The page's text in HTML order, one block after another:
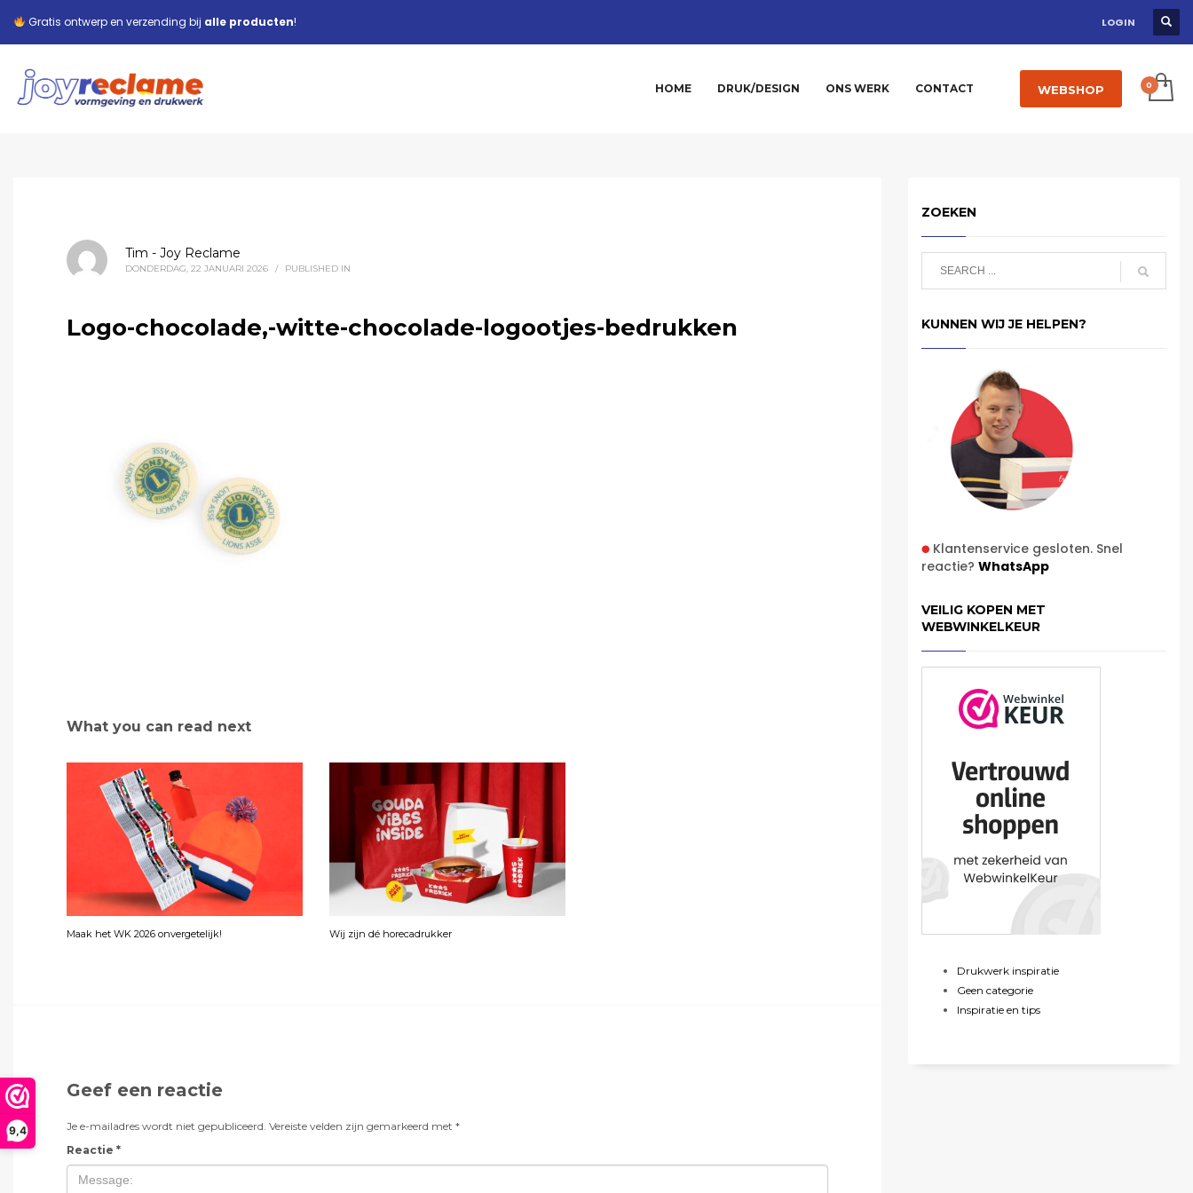
9,4
Gratis ontwerp en verzending bij alle producten! LOGIN
HOME DRUK/DESIGN ONS WERK CONTACT WEBSHOP
Tim - Joy Reclame
DONDERDAG, 22 JANUARI 2026 / PUBLISHED IN
Logo-chocolade,-witte-chocolade-logootjes-bedrukken
What you can read next
Maak het WK 2026 onvergetelijk! Wij zijn dé horecadrukker
Geef een reactie
Je e-mailadres wordt niet gepubliceerd. Vereiste velden zijn gemarkeerd met *
Reactie *
ZOEKEN
KUNNEN WIJ JE HELPEN?
Klantenservice gesloten. Snel
reactie? WhatsApp
VEILIG KOPEN MET
WEBWINKELKEUR
Drukwerk inspiratie
Geen categorie
Inspiratie en tips